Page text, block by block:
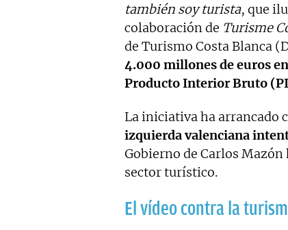
también soy turista, que
colaboración de Turisme
de Turismo Costa Blanca
4.000 millones de euros
Producto Interior Bruto
La iniciativa ha arrancado
izquierda valenciana
Gobierno de Carlos
sector turístico.
El vídeo contra la